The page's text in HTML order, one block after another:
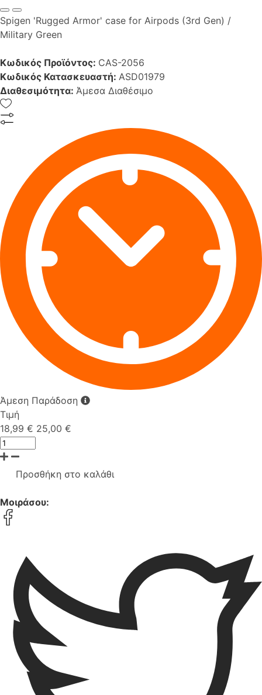
Spigen 'Rugged Armor' case for Airpods (3rd Gen) /
Military Green
Κωδικός Προϊόντος: CAS-2056
Κωδικός Κατασκευαστή: ASD01979
Διαθεσιμότητα: Άμεσα Διαθέσιμο
Άμεση Παράδοση
Τιμή
18,99 € 25,00 €
Προσθήκη στο καλάθι
Μοιράσου: